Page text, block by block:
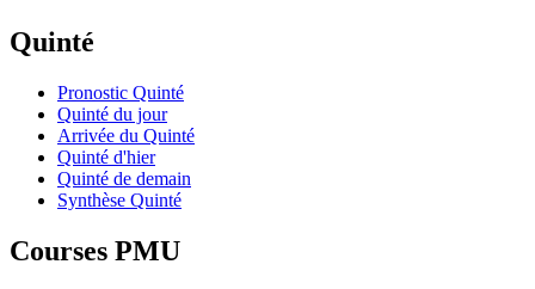
Quinté
Pronostic Quinté
Quinté du jour
Arrivée du Quinté
Quinté d'hier
Quinté de demain
Synthèse Quinté
Courses PMU